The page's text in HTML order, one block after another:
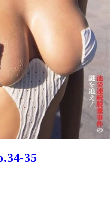
35